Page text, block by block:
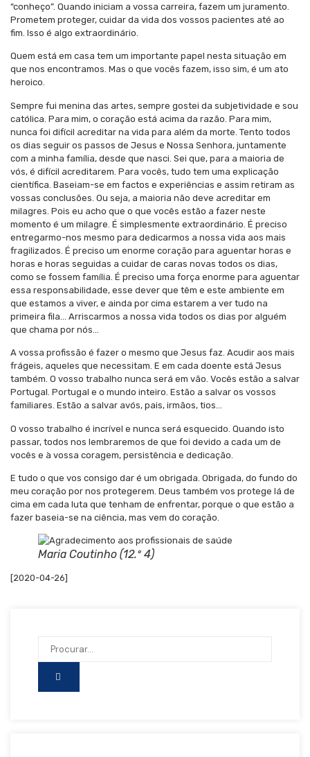
“conheço”. Quando iniciam a vossa carreira, fazem um juramento.
Prometem proteger, cuidar da vida dos vossos pacientes até ao
fim. Isso é algo extraordinário.
Quem está em casa tem um importante papel nesta situação em
que nos encontramos. Mas o que vocês fazem, isso sim, é um ato
heroico.
Sempre fui menina das artes, sempre gostei da subjetividade e sou
católica. Para mim, o coração está acima da razão. Para mim,
nunca foi difícil acreditar na vida para além da morte. Tento todos
os dias seguir os passos de Jesus e Nossa Senhora, juntamente
com a minha família, desde que nasci. Sei que, para a maioria de
vós, é difícil acreditarem. Para vocês, tudo tem uma explicação
científica. Baseiam-se em factos e experiências e assim retiram as
vossas conclusões. Ou seja, a maioria não deve acreditar em
milagres. Pois eu acho que o que vocês estão a fazer neste
momento é um milagre. É simplesmente extraordinário. É preciso
entregarmo-nos mesmo para dedicarmos a nossa vida aos mais
fragilizados. É preciso um enorme coração para aguentar horas e
horas e horas seguidas a cuidar de caras novas todos os dias,
como se fossem família. É preciso uma força enorme para aguentar
essa responsabilidade, esse dever que têm e este ambiente em
que estamos a viver, e ainda por cima estarem a ver tudo na
primeira fila… Arriscarmos a nossa vida todos os dias por alguém
que chama por nós…
A vossa profissão é fazer o mesmo que Jesus faz. Acudir aos mais
frágeis, aqueles que necessitam. E em cada doente está Jesus
também. O vosso trabalho nunca será em vão. Vocês estão a salvar
Portugal. Portugal e o mundo inteiro. Estão a salvar os vossos
familiares. Estão a salvar avós, pais, irmãos, tios…
O vosso trabalho é incrível e nunca será esquecido. Quando isto
passar, todos nos lembraremos de que foi devido a cada um de
vocês e à vossa coragem, persistência e dedicação.
E tudo o que vos consigo dar é um obrigada. Obrigada, do fundo do
meu coração por nos protegerem. Deus também vos protege lá de
cima em cada luta que tenham de enfrentar, porque o que estão a
fazer baseia-se na ciência, mas vem do coração.
Maria Coutinho (12.º 4)
[2020-04-26]